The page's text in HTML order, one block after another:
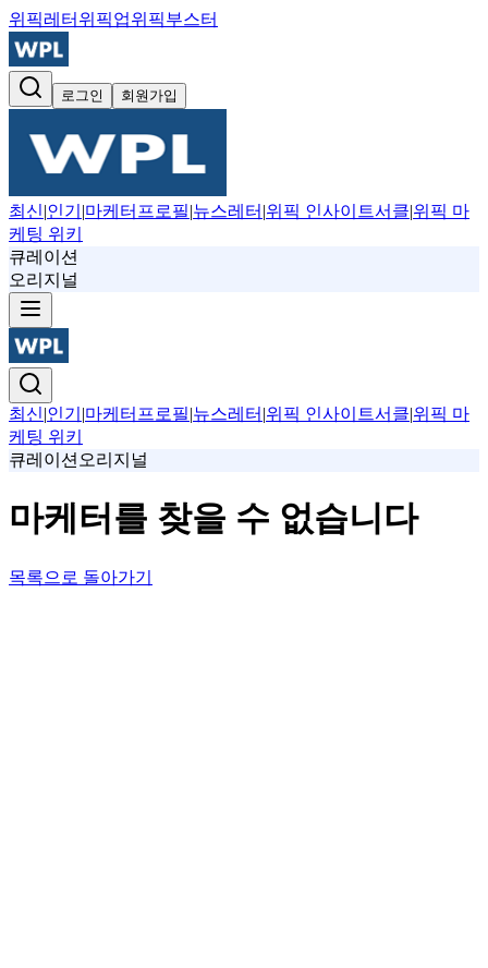
위픽레터 위픽업위픽부스터
로그인 회원가입
최신|인기 |마케터프로필|뉴스레터 |위픽 인사이트서클|위픽 마
케팅 위키
큐레이션
오리지널
최신|인기 |마케터프로필|뉴스레터 |위픽 인사이트서클|위픽 마
케팅 위키
큐레이션 오리지널
마케터를 찾을 수 없습니다
목록으로 돌아가기